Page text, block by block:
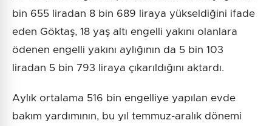
bin 655 liradan 8 bin 689 liraya yükseldiğini ifade
eden Göktaş, 18 yaş altı engelli yakını olanlara
ödenen engelli yakını aylığının da 5 bin 103
liradan 5 bin 793 liraya çıkarıldığını aktardı.
Aylık ortalama 516 bin engelliye yapılan evde
bakım yardımının, bu yıl temmuz-aralık dönemi